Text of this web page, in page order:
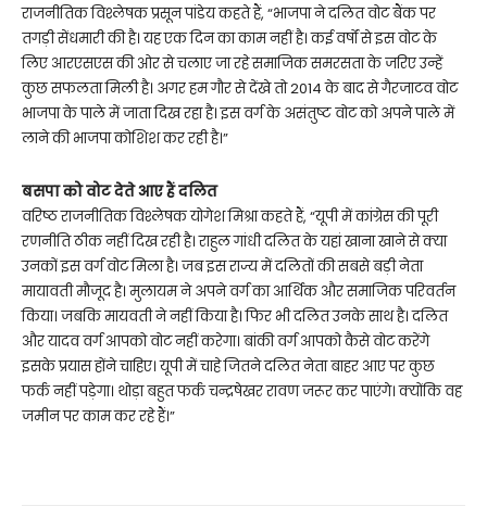
राजनीतिक विश्लेषक प्रसून पांडेय कहते हैं, “भाजपा ने दलित वोट बैंक पर
तगड़ी सेंधमारी की है। यह एक दिन का काम नहीं है। कई वर्षों से इस वोट के
लिए आरएसएस की ओर से चलाए जा रहे समाजिक समरसता के जरिए उन्हें
कुछ सफलता मिली है। अगर हम गौर से देंखे तो 2014 के बाद से गैरजाटव वोट
भाजपा के पाले में जाता दिख रहा है। इस वर्ग के असंतुष्ट वोट को अपने पाले में
लाने की भाजपा कोशिश कर रही है।”
बसपा को वोट देते आए हैं दलित
वरिष्ठ राजनीतिक विश्लेषक योगेश मिश्रा कहते हैं, “यूपी में कांग्रेस की पूरी
रणनीति ठीक नहीं दिख रही है। राहुल गांधी दलित के यहां खाना खाने से क्या
उनकों इस वर्ग वोट मिला है। जब इस राज्य में दलितों की सबसे बड़ी नेता
मायावती मौजूद है। मुलायम ने अपने वर्ग का आर्थिक और समाजिक परिवर्तन
किया। जबकि मायवती ने नहीं किया है। फिर भी दलित उनके साथ है। दलित
और यादव वर्ग आपको वोट नहीं करेगा। बांकी वर्ग आपको कैसे वोट करेंगे
इसके प्रयास होंने चाहिए। यूपी में चाहे जितने दलित नेता बाहर आए पर कुछ
फर्क नहीं पड़ेगा। थोड़ा बहुत फर्क चन्द्रषेखर रावण जरूर कर पाएंगे। क्योंकि वह
जमीन पर काम कर रहे हैं।”